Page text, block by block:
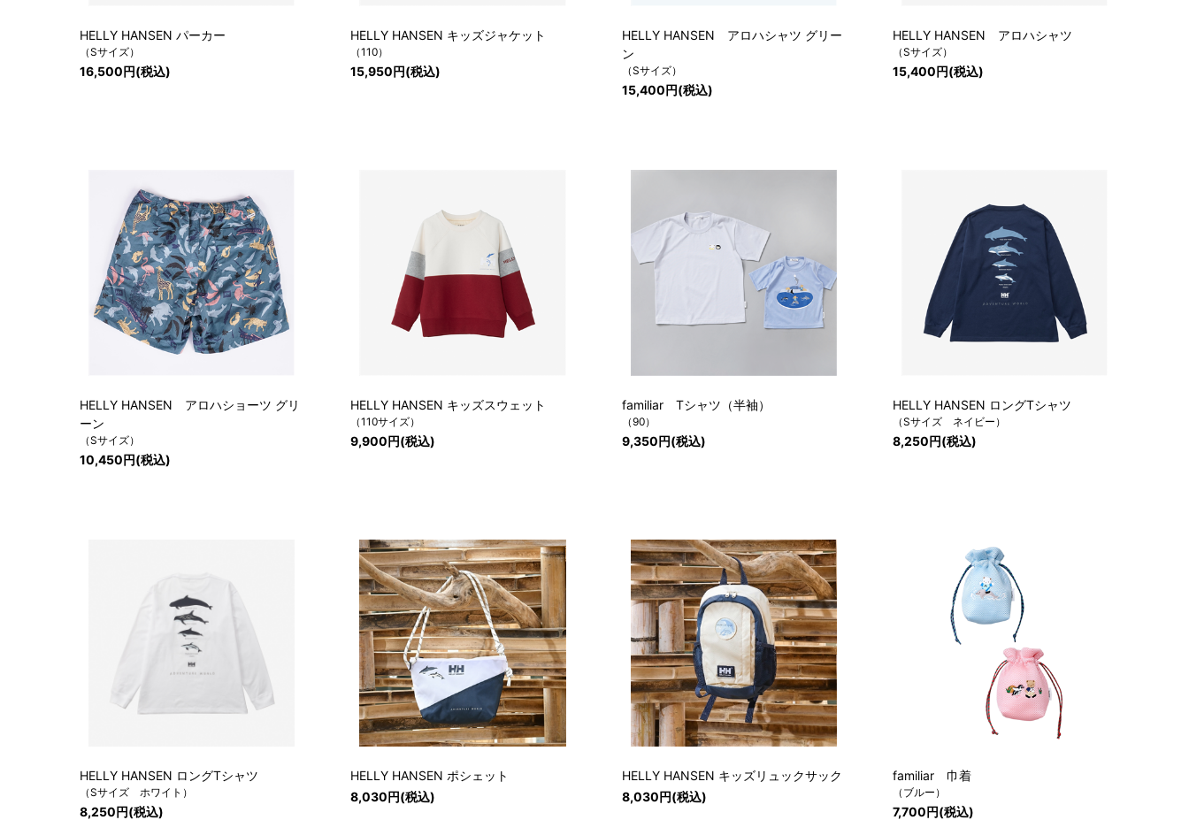
HELLY HANSEN パーカー
（Sサイズ）
16,500円(税込)
HELLY HANSEN キッズジャケット
（110）
15,950円(税込)
HELLY HANSEN アロハシャツ グリー
ン
（Sサイズ）
15,400円(税込)
HELLY HANSEN アロハシャツ
（Sサイズ）
15,400円(税込)
HELLY HANSEN アロハショーツ グリ
ーン
（Sサイズ）
10,450円(税込)
HELLY HANSEN キッズスウェット
（110サイズ）
9,900円(税込)
familiar Tシャツ（半袖）
（90）
9,350円(税込)
HELLY HANSEN ロングTシャツ
（Sサイズ ネイビー）
8,250円(税込)
HELLY HANSEN ロングTシャツ
（Sサイズ ホワイト）
8,250円(税込)
HELLY HANSEN ポシェット
8,030円(税込)
HELLY HANSEN キッズリュックサック
8,030円(税込)
familiar 巾着
（ブルー）
7,700円(税込)